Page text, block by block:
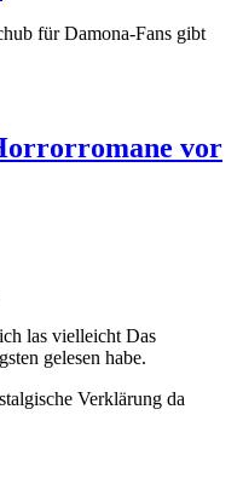
für Damona-Fans gibt
vor
las vielleicht Das
gelesen habe.
Verklärung da